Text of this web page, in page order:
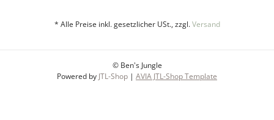
* Alle Preise inkl. gesetzlicher USt., zzgl.Versand
© Ben's Jungle
Powered by JTL-Shop | AVIA JTL-Shop Template